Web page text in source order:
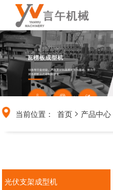
当前位置： 首页 > 产品中心
光伏支架成型机